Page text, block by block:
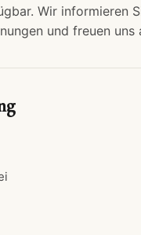
Wir informieren
und freuen uns